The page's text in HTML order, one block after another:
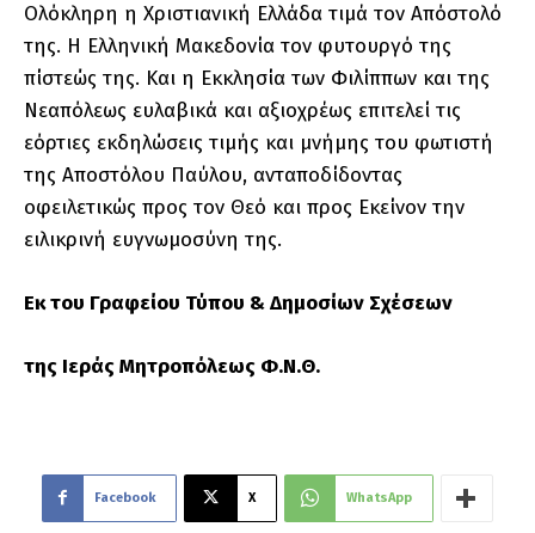
Ολόκληρη η Χριστιανική Ελλάδα τιμά τον Απόστολό
της. Η Ελληνική Μακεδονία τον φυτουργό της
πίστεώς της. Και η Εκκλησία των Φιλίππων και της
Νεαπόλεως ευλαβικά και αξιοχρέως επιτελεί τις
εόρτιες εκδηλώσεις τιμής και μνήμης του φωτιστή
της Αποστόλου Παύλου, ανταποδίδοντας
οφειλετικώς προς τον Θεό και προς Εκείνον την
ειλικρινή ευγνωμοσύνη της.
Εκ του Γραφείου Τύπου & Δημοσίων Σχέσεων
της Ιεράς Μητροπόλεως Φ.Ν.Θ.
Facebook X WhatsApp